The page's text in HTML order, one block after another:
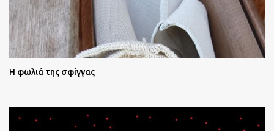
Η φωλιά της σφίγγας